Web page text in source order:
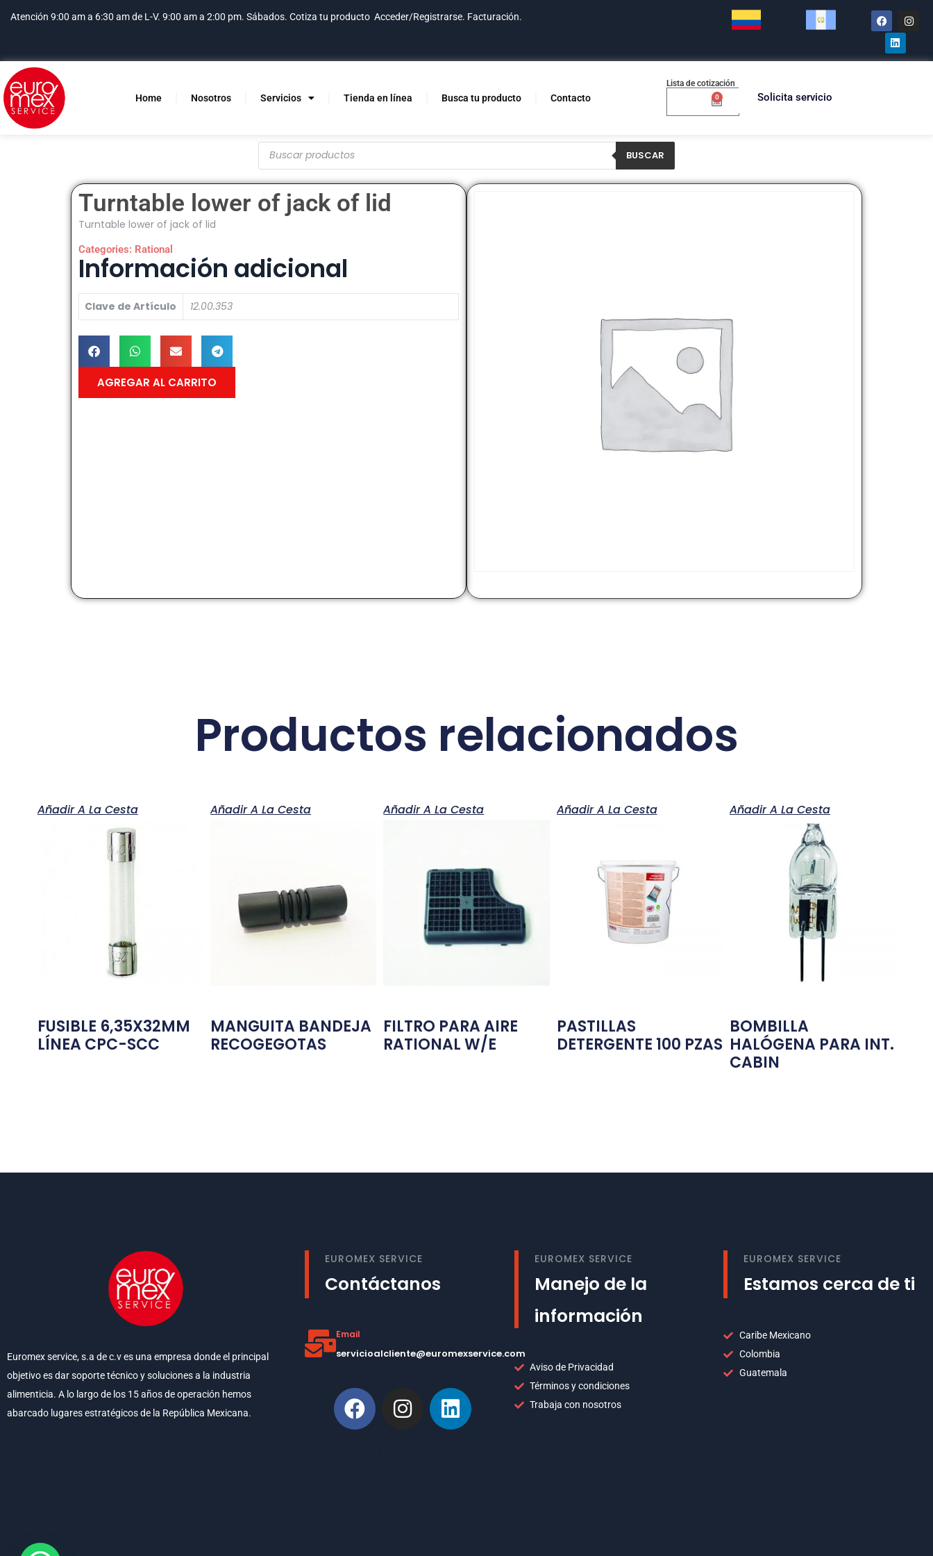
Atención 9:00 am a 6:30 am de L-V. 9:00 am a 2:00 pm. Sábados. Cotiza tu producto Acceder/Registrarse. Facturación.
Home Nosotros Servicios Tienda en línea Busca tu producto Contacto
Lista de cotización
0 Solicita servicio
BUSCAR
Turntable lower of jack of lid
Turntable lower of jack of lid
Categories: Rational
Información adicional
Clave de Artículo 12.00.353
AGREGAR AL CARRITO
Productos relacionados
Añadir A La Cesta
FUSIBLE 6,35X32MM
LÍNEA CPC-SCC
Añadir A La Cesta
MANGUITA BANDEJA
RECOGEGOTAS
Añadir A La Cesta
FILTRO PARA AIRE
RATIONAL W/E
Añadir A La Cesta
PASTILLAS
DETERGENTE 100 PZAS
Añadir A La Cesta
BOMBILLA
HALÓGENA PARA INT.
CABIN
Euromex service, s.a de c.v es una empresa donde el principal
objetivo es dar soporte técnico y soluciones a la industria
alimenticia. A lo largo de los 15 años de operación hemos
abarcado lugares estratégicos de la República Mexicana.
EUROMEX SERVICE
Contáctanos
Email
servicioalcliente@euromexservice.com
EUROMEX SERVICE
Manejo de la
información
Aviso de Privacidad
Términos y condiciones
Trabaja con nosotros
EUROMEX SERVICE
Estamos cerca de ti
Caribe Mexicano
Colombia
Guatemala